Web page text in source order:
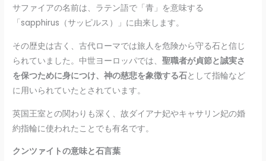
サファイアの名前は、ラテン語で「青」を意味する
「sapphirus（サッピルス）」に由来します。
その歴史は古く、古代ローマでは旅人を危険から守る石と信じ
られていました。中世ヨーロッパでは、聖職者が貞節と誠実さ
を保つために身につけ、神の慈悲を象徴する石として指輪など
に用いられていたとされています。
英国王室との関わりも深く、故ダイアナ妃やキャサリン妃の婚
約指輪に使われたことでも有名です。
クンツァイトの意味と石言葉